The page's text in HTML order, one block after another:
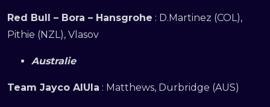
Red Bull – Bora – Hansgrohe : D.Martinez (COL),
Pithie (NZL), Vlasov
Australie
Team Jayco AlUla : Matthews, Durbridge (AUS)